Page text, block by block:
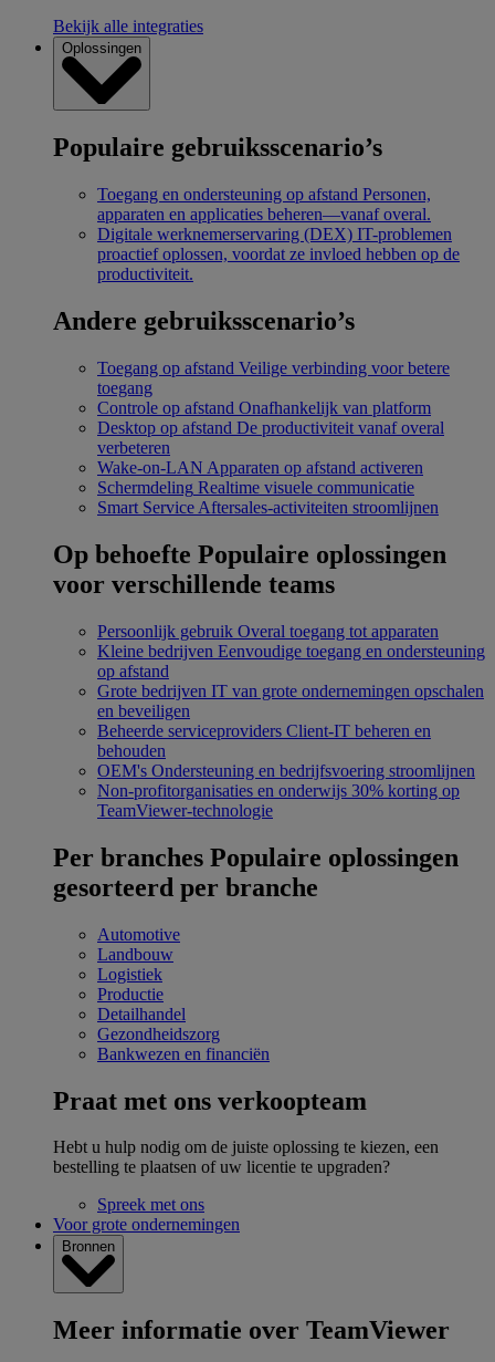
Bekijk alle integraties
Oplossingen
Populaire gebruiksscenario’s
Toegang en ondersteuning op afstand Personen,
apparaten en applicaties beheren—vanaf overal.
Digitale werknemerservaring (DEX) IT-problemen
proactief oplossen, voordat ze invloed hebben op de
productiviteit.
Andere gebruiksscenario’s
Toegang op afstand Veilige verbinding voor betere
toegang
Controle op afstand Onafhankelijk van platform
Desktop op afstand De productiviteit vanaf overal
verbeteren
Wake-on-LAN Apparaten op afstand activeren
Schermdeling Realtime visuele communicatie
Smart Service Aftersales-activiteiten stroomlijnen
Op behoefte Populaire oplossingen
voor verschillende teams
Persoonlijk gebruik Overal toegang tot apparaten
Kleine bedrijven Eenvoudige toegang en ondersteuning
op afstand
Grote bedrijven IT van grote ondernemingen opschalen
en beveiligen
Beheerde serviceproviders Client-IT beheren en
behouden
OEM's Ondersteuning en bedrijfsvoering stroomlijnen
Non-profitorganisaties en onderwijs 30% korting op
TeamViewer-technologie
Per branches Populaire oplossingen
gesorteerd per branche
Automotive
Landbouw
Logistiek
Productie
Detailhandel
Gezondheidszorg
Bankwezen en financiën
Praat met ons verkoopteam
Hebt u hulp nodig om de juiste oplossing te kiezen, een
bestelling te plaatsen of uw licentie te upgraden?
Spreek met ons
Voor grote ondernemingen
Bronnen
Meer informatie over TeamViewer